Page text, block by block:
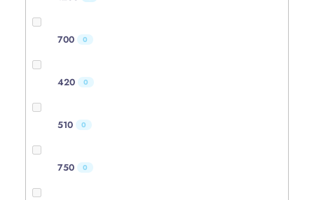
700 0
420 0
510 0
750 0